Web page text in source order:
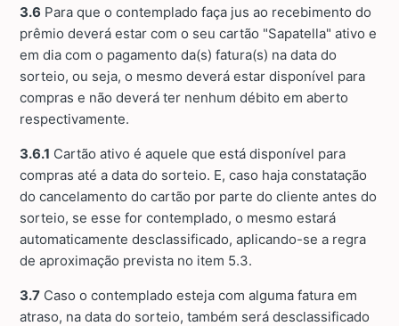
3.6 Para que o contemplado faça jus ao recebimento do
prêmio deverá estar com o seu cartão "Sapatella" ativo e
em dia com o pagamento da(s) fatura(s) na data do
sorteio, ou seja, o mesmo deverá estar disponível para
compras e não deverá ter nenhum débito em aberto
respectivamente.
3.6.1 Cartão ativo é aquele que está disponível para
compras até a data do sorteio. E, caso haja constatação
do cancelamento do cartão por parte do cliente antes do
sorteio, se esse for contemplado, o mesmo estará
automaticamente desclassificado, aplicando-se a regra
de aproximação prevista no item 5.3.
3.7 Caso o contemplado esteja com alguma fatura em
atraso, na data do sorteio, também será desclassificado